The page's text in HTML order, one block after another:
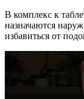
В комплекс к
назначаются
избавиться от